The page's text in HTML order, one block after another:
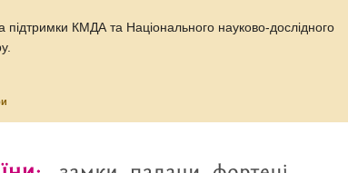
підтримки КМДА та Національного науково-дослідного